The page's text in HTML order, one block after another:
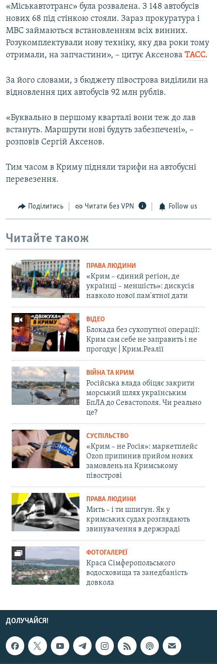
«Міськавтотранс» була розвалена. З 148 автобусів
нових 68 під стінкою стояли. Зараз прокуратура і
МВС займаються встановленням всіх винних.
Розукомплектували нову техніку, яку два роки тому
отримали, на запчастини», – цитує Аксенова ТАСС.
За його словами, з бюджету півострова виділили на
відновлення цих автобусів 92 млн рублів.
«Буквально в першому кварталі вони теж до лав
встануть. Маршрути нові будуть забезпечені», –
розповів Сергій Аксенов.
Тим часом в Криму підняли тарифи на автобусні
перевезення.
Поділитись Читати без VPN Follow us
Читайте також
ПРАВА ЛЮДИНИ
«Крим – єдиний регіон, де
українці – меншість»: дискусія
навколо нової пам'ятної дати
ВІДЕО
Блокада без сухопутної операції:
Крим сам себе не заправить і не
прогодує | Крим.Реалії
ВІЙНА ТА КРИМ
Російська влада обіцяє закрити
морський шлях українським
БпЛА до Севастополя. Чи реально
це?
СУСПІЛЬСТВО
«Крим – не Росія»: маркетплейс
Ozon припинив прийом нових
замовлень на Кримському
півострові
ПРАВА ЛЮДИНИ
Мить – і ти шпигун. Як у
кримських судах розглядають
звинувачення в держзраді
ФОТОГАЛЕРЕЇ
Краса Сімферопольського
водосховища та занедбаність
довкола
ДОЛУЧАЙСЯ!